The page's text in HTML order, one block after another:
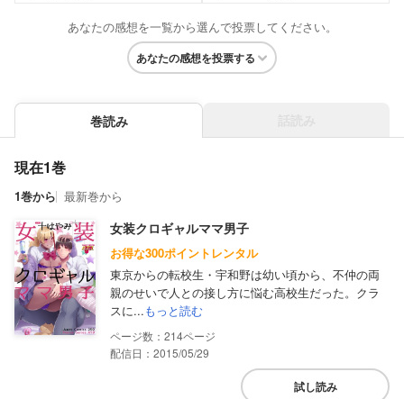
あなたの感想を一覧から選んで投票してください。
あなたの感想を投票する
巻読み
現在1巻
1巻から 最新巻から
女装クロギャルママ男子
お得な300ポイントレンタル
東京からの転校生・宇和野は幼い頃から、不仲の両
親のせいで人との接し方に悩む高校生だった。クラ
スに...もっと読む
214
配信日：2015/05/29
試し読み